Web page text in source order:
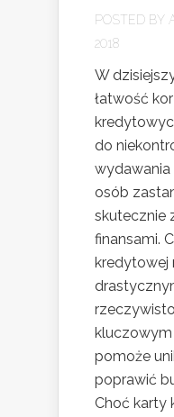
POSTED BY
2018
W
łatwość
do
wydawania
osób
skutecznie
finansami.
kredytowej
kluczowym
pomoże
poprawić
Choć karty